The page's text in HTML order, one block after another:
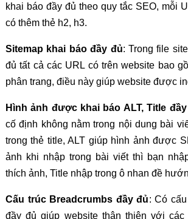
khai báo đầy đủ theo quy tắc SEO, mỗi
có thêm thẻ h2, h3.
Sitemap khai báo đầy đủ: Trong file
đủ tất cả các URL có trên website bao
phân trang, điều này giúp website được
Hình ảnh được khai báo ALT, Title
cố định không nằm trong nội dung bài
trong thẻ title, ALT giúp hình ảnh được
ảnh khi nhập trong bài viết thì bạn
thích ảnh, Title nhập trong ô nhan đề
Cấu trúc Breadcrumbs đầy đủ: Có
đầy đủ giúp website thân thiện với